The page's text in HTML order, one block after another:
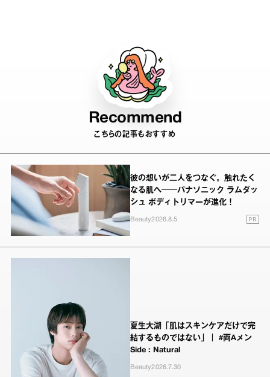
Recommend
こちらの記事もおすすめ
彼の想いが二人をつなぐ。触れたく
なる肌へ──パナソニック ラムダッ
シュ ボディトリマーが進化！
Beauty2026.8.5 PR
夏生大湖「肌はスキンケアだけで完
結するものではない」｜ #両Aメン
Side : Natural
Beauty2026.7.30